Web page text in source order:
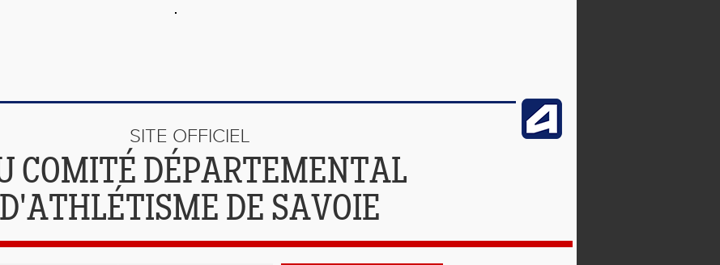
SITE OFFICIEL
COMITÉ DÉPARTEMENTAL
D'ATHLÉTISME DE SAVOIE